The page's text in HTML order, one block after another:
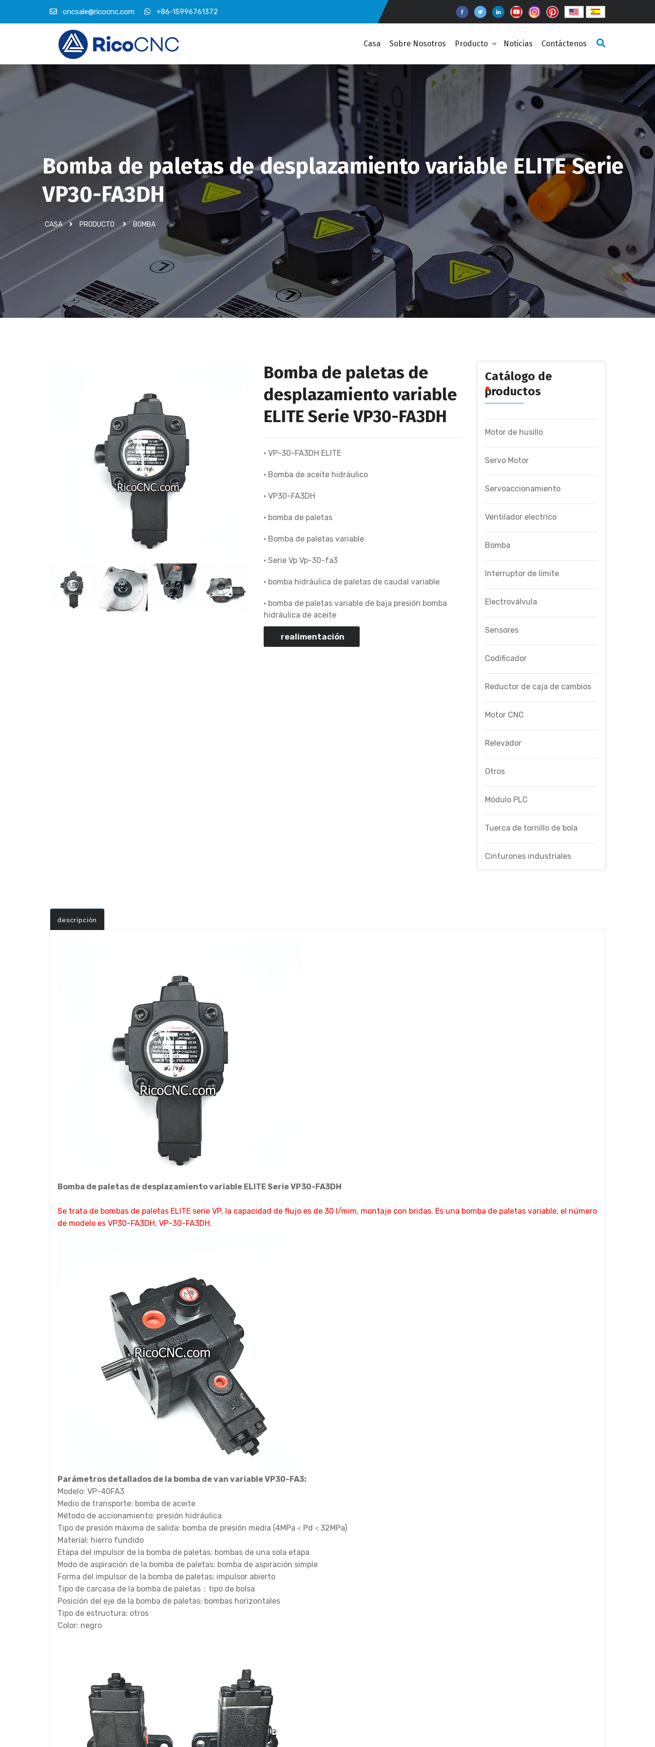
cncsale@ricocnc.com +86-15996761372
Casa Sobre Nosotros Producto Noticias Contáctenos
Bomba de paletas de desplazamiento variable ELITE Serie
VP30-FA3DH
CASA PRODUCTO BOMBA
Bomba de paletas de
desplazamiento variable
ELITE Serie VP30-FA3DH
• VP-30-FA3DH ELITE
• Bomba de aceite hidráulico
• VP30-FA3DH
• bomba de paletas
• Bomba de paletas variable
• Serie Vp Vp-30-fa3
• bomba hidráulica de paletas de caudal variable
• bomba de paletas variable de baja presión bomba
hidráulica de aceite
realimentación
Catálogo de
productos
Motor de husillo
Servo Motor
Servoaccionamiento
Ventilador electrico
Bomba
Interruptor de límite
Electroválvula
Sensores
Codificador
Reductor de caja de cambios
Motor CNC
Relevador
Otros
Módulo PLC
Tuerca de tornillo de bola
Cinturones industriales
descripción
Bomba de paletas de desplazamiento variable ELITE Serie VP30-FA3DH
Se trata de bombas de paletas ELITE serie VP, la capacidad de flujo es de 30 l/mim, montaje con bridas. Es una bomba de paletas variable, el número
de modelo es VP30-FA3DH, VP-30-FA3DH.
Parámetros detallados de la bomba de van variable VP30-FA3:
Modelo: VP-40FA3
Medio de transporte: bomba de aceite
Método de accionamiento: presión hidráulica
Tipo de presión máxima de salida: bomba de presión media (4MPa＜Pd＜32MPa)
Material: hierro fundido
Etapa del impulsor de la bomba de paletas: bombas de una sola etapa
Modo de aspiración de la bomba de paletas: bomba de aspiración simple
Forma del impulsor de la bomba de paletas: impulsor abierto
Tipo de carcasa de la bomba de paletas：tipo de bolsa
Posición del eje de la bomba de paletas: bombas horizontales
Tipo de estructura: otros
Color: negro